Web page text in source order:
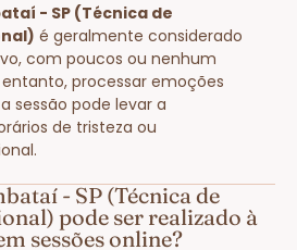
- SP (Técnica de
é geralmente considerado
com poucos ou nenhum
processar emoções
sessão pode levar a
de tristeza ou
- SP (Técnica de
pode ser realizado à
sessões online?